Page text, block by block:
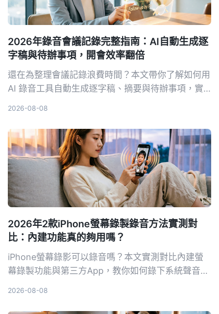
2026年錄音會議記錄完整指南：AI自動生成逐
字稿與待辦事項，開會效率翻倍
還在為整理會議記錄浪費時間？本文帶你了解如何用
AI 錄音工具自動生成逐字稿、摘要與待辦事項，實
2026-08-08
2026年2款iPhone螢幕錄製錄音方法實測對
比：內建功能真的夠用嗎？
iPhone螢幕錄影可以錄音嗎？本文實測對比內建螢
幕錄製功能與第三方App，教你如何錄下系統聲音和
2026-08-08